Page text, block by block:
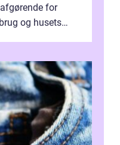
for
og husets